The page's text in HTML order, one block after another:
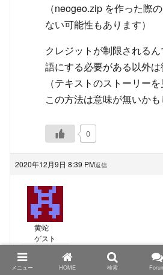
（neogeo.zip を作った際
ない可能性もあります）
クレジットが制限される
語にする必要がある以外は
（テキストのストーリー
この方法は意味が無いかも
0
2020年12月9日 8:39 PM返信
黄蛇
ゲスト
TRIMUI Model S、PowKiddyさ
メニュー HOME 検索